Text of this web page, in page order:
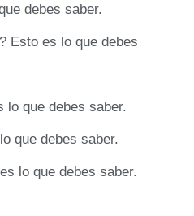
debes saber.
Esto es lo que debes
lo que debes saber.
que debes saber.
lo que debes saber.